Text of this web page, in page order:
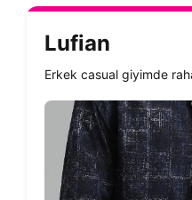
Lufian
Erkek casual giyimde